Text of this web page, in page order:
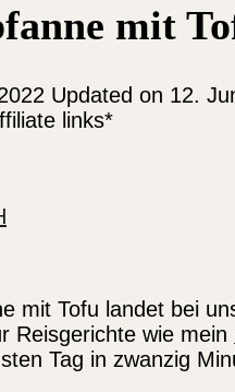
mit
Updated on 12.
links*
mit Tofu landet bei
Reisgerichte wie mein
Tag in zwanzig